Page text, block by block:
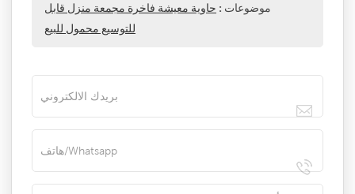
موضوعات : حاوية معيشة فاخرة مجمعة منزل قابل
للتوسيع محمول للبيع